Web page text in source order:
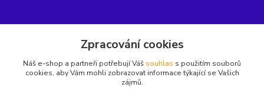
+420775654704
Zpracování cookies
Náš e-shop a partneři potřebují Váš souhlas s použitím souborů
cookies, aby Vám mohli zobrazovat informace týkající se Vašich
zájmů.